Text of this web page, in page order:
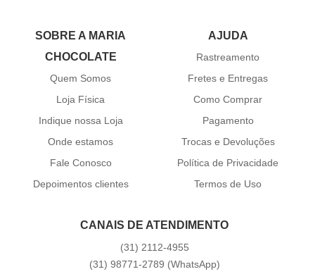
SOBRE A MARIA
CHOCOLATE
Quem Somos
Loja Física
Indique nossa Loja
Onde estamos
Fale Conosco
Depoimentos clientes
AJUDA
Rastreamento
Fretes e Entregas
Como Comprar
Pagamento
Trocas e Devoluções
Política de Privacidade
Termos de Uso
CANAIS DE ATENDIMENTO
(31) 2112-4955
(31) 98771-2789 (WhatsApp)